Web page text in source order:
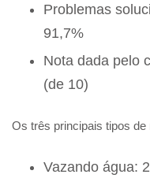
Problemas
91,7%
Nota dada pelo
(de 10)
Os três principais tipos
Vazando água: